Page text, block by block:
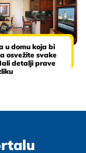
u domu koja bi
osvežite svake
detalji prave